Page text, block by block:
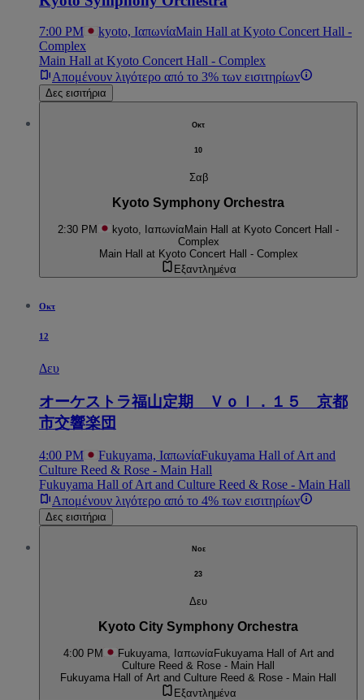
7:00 PM kyoto, ΙαπωνίαMain Hall at Kyoto Concert Hall -
Complex
Main Hall at Kyoto Concert Hall - Complex
Απομένουν λιγότερο από το 3% των εισιτηρίων
Δες εισιτήρια
Οκτ
10
Σαβ
Kyoto Symphony Orchestra
2:30 PM kyoto, Ιαπωνία Main Hall at Kyoto Concert Hall -
Complex
Main Hall at Kyoto Concert Hall - Complex
Εξαντλημένα
Οκτ
12
Δευ
オーケストラ福山定期 Ｖｏｌ．１５ 京都
市交響楽団
4:00 PM Fukuyama, ΙαπωνίαFukuyama Hall of Art and
Culture Reed & Rose - Main Hall
Fukuyama Hall of Art and Culture Reed & Rose - Main Hall
Απομένουν λιγότερο από το 4% των εισιτηρίων
Δες εισιτήρια
Νοε
23
Δευ
Kyoto City Symphony Orchestra
4:00 PM Fukuyama, Ιαπωνία Fukuyama Hall of Art and
Culture Reed & Rose - Main Hall
Fukuyama Hall of Art and Culture Reed & Rose - Main Hall
Εξαντλημένα